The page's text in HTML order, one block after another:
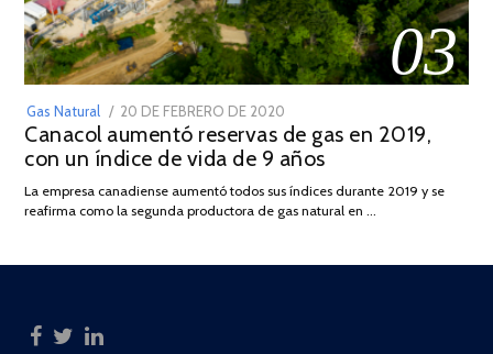
03
Gas Natural
POSTED
ON
20 DE FEBRERO DE 2020
DE
JULIO
2025
Canacol aumentó reservas de gas en 2019,
con un índice de vida de 9 años
La empresa canadiense aumentó todos sus índices durante 2019 y se
reafirma como la segunda productora de gas natural en …